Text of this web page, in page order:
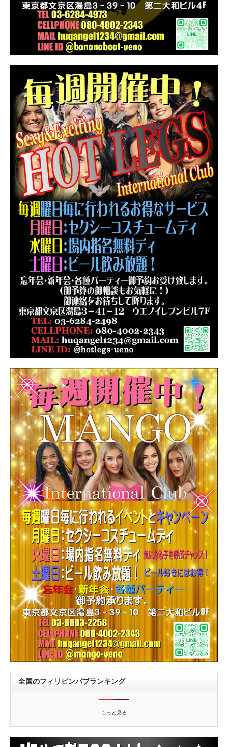
全国のフィリピンパブランキング
もっと見る